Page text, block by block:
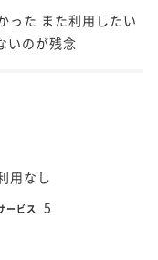
った また利用したい
いのが残念
用なし
ービス 5